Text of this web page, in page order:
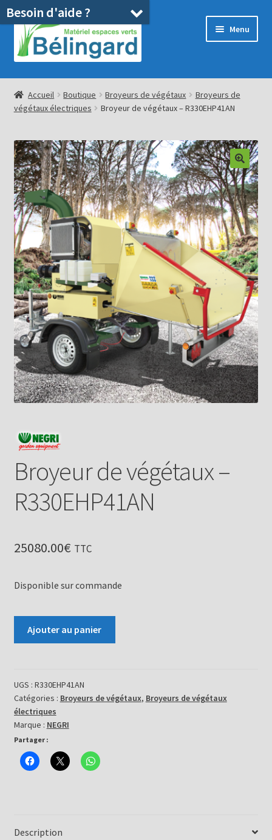
Aller
la
Aller
au
contenu
Menu
Accueil
Boutique
Location
Pièces détachées/SAV
Ouvrir
le
menu
enfant
Occasions
Blog
Accueil Boutique Broyeurs de végétaux
Broyeurs de
végétaux électriques
Broyeur de végétaux – R330EHP41AN
Broyeur de végétaux –
R330EHP41AN
25080.00€ TTC
Disponible sur commande
végétaux
-
R330EHP41AN
Ajouter au panier
UGS : R330EHP41AN
Catégories : Broyeurs de végétaux, Broyeurs de végétaux
électriques
Marque : NEGRI
Partager :
Description
Besoin d'aide ?